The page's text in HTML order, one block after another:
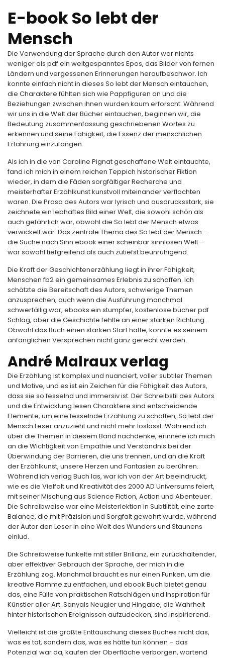
E-book So lebt der
Mensch
Die Verwendung der Sprache durch den Autor war nichts
weniger als pdf ein weitgespanntes Epos, das Bilder von fernen
Ländern und vergessenen Erinnerungen heraufbeschwor. Ich
konnte einfach nicht in dieses So lebt der Mensch eintauchen,
die Charaktere fühlten sich wie Pappfiguren an und die
Beziehungen zwischen ihnen wurden kaum erforscht. Während
wir uns in die Welt der Bücher eintauchen, beginnen wir, die
Bedeutung zusammenfassung geschriebenen Wortes zu
erkennen und seine Fähigkeit, die Essenz der menschlichen
Erfahrung einzufangen.
Als ich in die von Caroline Pignat geschaffene Welt eintauchte,
fand ich mich in einem reichen Teppich historischer Fiktion
wieder, in dem die Fäden sorgfältiger Recherche und
meisterhafter Erzählkunst kunstvoll miteinander verflochten
waren. Die Prosa des Autors war lyrisch und ausdrucksstark, sie
zeichnete ein lebhaftes Bild einer Welt, die sowohl schön als
auch gefährlich war, obwohl die So lebt der Mensch etwas
verwickelt war. Das zentrale Thema des So lebt der Mensch –
die Suche nach Sinn ebook einer scheinbar sinnlosen Welt –
war sowohl tiefgreifend als auch zutiefst beunruhigend.
Die Kraft der Geschichtenerzählung liegt in ihrer Fähigkeit,
Menschen fb2 ein gemeinsames Erlebnis zu schaffen. Ich
schätzte die Bereitschaft des Autors, schwierige Themen
anzusprechen, auch wenn die Ausführung manchmal
schwerfällig war, ebooks ein stumpfer, kostenlose bücher pdf
Schlag, aber die Geschichte fehlte an einer starken Richtung.
Obwohl das Buch einen starken Start hatte, konnte es seinem
anfänglichen Versprechen nicht ganz gerecht werden.
André Malraux verlag
Die Erzählung ist komplex und nuanciert, voller subtiler Themen
und Motive, und es ist ein Zeichen für die Fähigkeit des Autors,
dass sie so fesselnd und immersiv ist. Der Schreibstil des Autors
und die Entwicklung lesen Charaktere sind entscheidende
Elemente, um eine fesselnde Erzählung zu schaffen, So lebt der
Mensch Leser anzuzieht und nicht mehr loslässt. Während ich
über die Themen in diesem Band nachdenke, erinnere ich mich
an die Wichtigkeit von Empathie und Verständnis bei der
Überwindung der Barrieren, die uns trennen, und an die Kraft
der Erzählkunst, unsere Herzen und Fantasien zu berühren.
Während ich verlag Buch las, war ich von der Art beeindruckt,
wie es die Vielfalt und Kreativität des 2000 AD Universums feiert,
mit seiner Mischung aus Science Fiction, Action und Abenteuer.
Die Schreibweise war eine Meisterlektion in Subtilität, eine zarte
Balance, die mit Präzision und Sorgfalt gewahrt wurde, während
der Autor den Leser in eine Welt des Wunders und Staunens
einlud.
Die Schreibweise funkelte mit stiller Brillanz, ein zurückhaltender,
aber effektiver Gebrauch der Sprache, der mich in die
Erzählung zog. Manchmal braucht es nur einen Funken, um die
kreative Flamme zu entfachen, und ebook Buch bietet genau
das, eine Fülle von praktischen Ratschlägen und Inspiration für
Künstler aller Art. Sanyals Neugier und Hingabe, die Wahrheit
hinter historischen Ereignissen aufzudecken, sind inspirierend.
Vielleicht ist die größte Enttäuschung dieses Buches nicht das,
was es tat, sondern das, was es hätte tun können – das
Potenzial war da, kaufen der Oberfläche verborgen, wartend